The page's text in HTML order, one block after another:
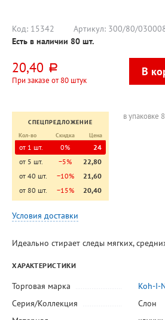
Код: 15342 Артикул: 300/80/
Есть в наличии 80 шт.
20,40 руб.
При заказе от 80 штук
СПЕЦПРЕДЛОЖЕНИЕ
Кол-во
Скидка Цена
от 1 шт. 0%
24
от 5 шт.
−5%
22,80
от 40 шт.
−10%
21,60
от 80 шт.
−15% 20,40
в упаковке
Условия доставки
Идеально стирает следы мягких,
ХАРАКТЕРИСТИКИ
Торговая марка
Koh-I-
Серия/Коллекция
Слон